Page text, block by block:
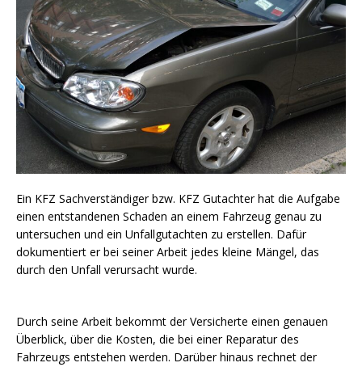
Ein KFZ Sachverständiger bzw. KFZ Gutachter hat die Aufgabe
einen entstandenen Schaden an einem Fahrzeug genau zu
untersuchen und ein Unfallgutachten zu erstellen. Dafür
dokumentiert er bei seiner Arbeit jedes kleine Mängel, das
durch den Unfall verursacht wurde.
Durch seine Arbeit bekommt der Versicherte einen genauen
Überblick, über die Kosten, die bei einer Reparatur des
Fahrzeugs entstehen werden. Darüber hinaus rechnet der